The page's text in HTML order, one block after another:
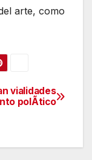
arte, como
vialidades
polÃtico